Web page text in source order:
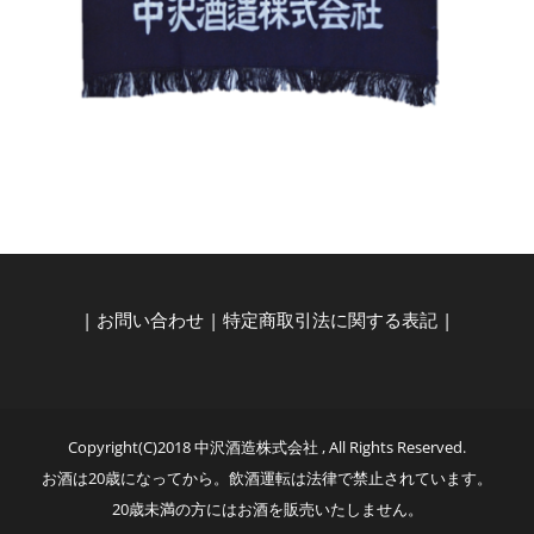
| お問い合わせ | 特定商取引法に関する表記 |
Copyright(C)2018 中沢酒造株式会社 , All Rights Reserved.
お酒は20歳になってから。飲酒運転は法律で禁止されています。
20歳未満の方にはお酒を販売いたしません。